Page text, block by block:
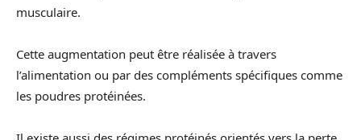
musculaire.
Cette augmentation peut être réalisée à travers
l’alimentation ou par des compléments spécifiques comme
les poudres protéinées.